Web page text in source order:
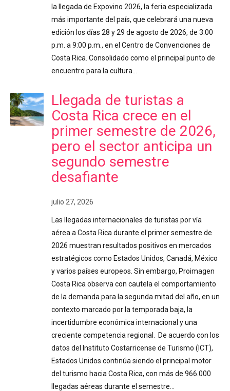
la llegada de Expovino 2026, la feria especializada
más importante del país, que celebrará una nueva
edición los días 28 y 29 de agosto de 2026, de 3:00
p.m. a 9:00 p.m., en el Centro de Convenciones de
Costa Rica. Consolidado como el principal punto de
encuentro para la cultura…
Llegada de turistas a
Costa Rica crece en el
primer semestre de 2026,
pero el sector anticipa un
segundo semestre
desafiante
julio 27, 2026
Las llegadas internacionales de turistas por vía
aérea a Costa Rica durante el primer semestre de
2026 muestran resultados positivos en mercados
estratégicos como Estados Unidos, Canadá, México
y varios países europeos. Sin embargo, Proimagen
Costa Rica observa con cautela el comportamiento
de la demanda para la segunda mitad del año, en un
contexto marcado por la temporada baja, la
incertidumbre económica internacional y una
creciente competencia regional. De acuerdo con los
datos del Instituto Costarricense de Turismo (ICT),
Estados Unidos continúa siendo el principal motor
del turismo hacia Costa Rica, con más de 966.000
llegadas aéreas durante el semestre…